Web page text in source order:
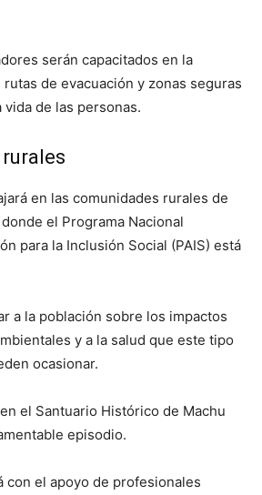
serán capacitados en la
de evacuación y zonas seguras
vida de las personas.
en las comunidades rurales de
el Programa Nacional
para la Inclusión Social (PAIS) está
a la población sobre los impactos
y a la salud que este tipo
ocasionar.
el Santuario Histórico de Machu
episodio.
con el apoyo de profesionales